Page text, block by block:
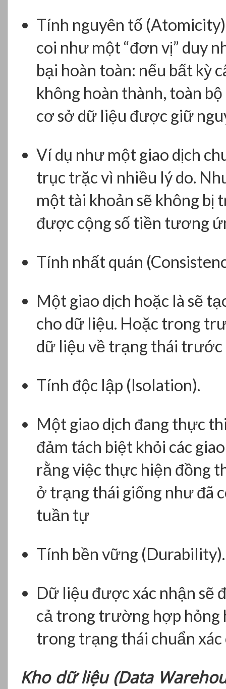
Tính nguyên tố
coi như một “đơn vị” duy
bại hoàn toàn: nếu bất kỳ
không hoàn thành, toàn
cơ sở dữ liệu được giữ
Ví dụ như một giao dịch
trục trặc vì nhiều lý do.
một tài khoản sẽ không bị
được cộng số tiền tương
Tính nhất quán
Một giao dịch hoặc là sẽ
cho dữ liệu. Hoặc trong
dữ liệu về trạng thái trước
Tính độc lập (Isolation).
Một giao dịch đang thực
đảm tách biệt khỏi các
rằng việc thực hiện đồng
ở trạng thái giống như đã
tuần tự
Tính bền vững (Durability).
Dữ liệu được xác nhận sẽ
cả trong trường hợp hỏng
trong trạng thái chuẩn
Kho dữ liệu (Data